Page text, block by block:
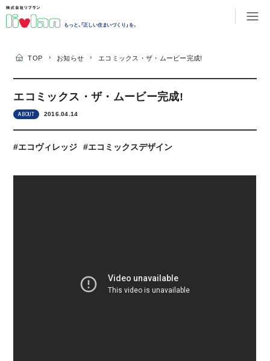
もっと、「正しい住まいづくり」を。
TOP › お知らせ › エコミックス・ザ・ムービー完成!
エコミックス・ザ・ムービー完成!
ABOUT 2016.04.14
#エコヴィレッジ #エコミックスデザイン